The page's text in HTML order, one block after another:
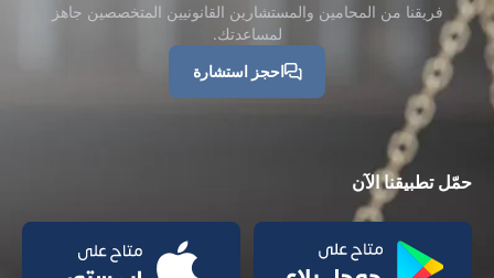
فريقنا من المحامين والمستشارين القانونيين المتخصصين جاهز
لمساعدتك.
احجز استشارة
حمّل تطبيقنا الآن